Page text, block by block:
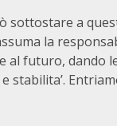
sottostare a
la
al futuro, dando